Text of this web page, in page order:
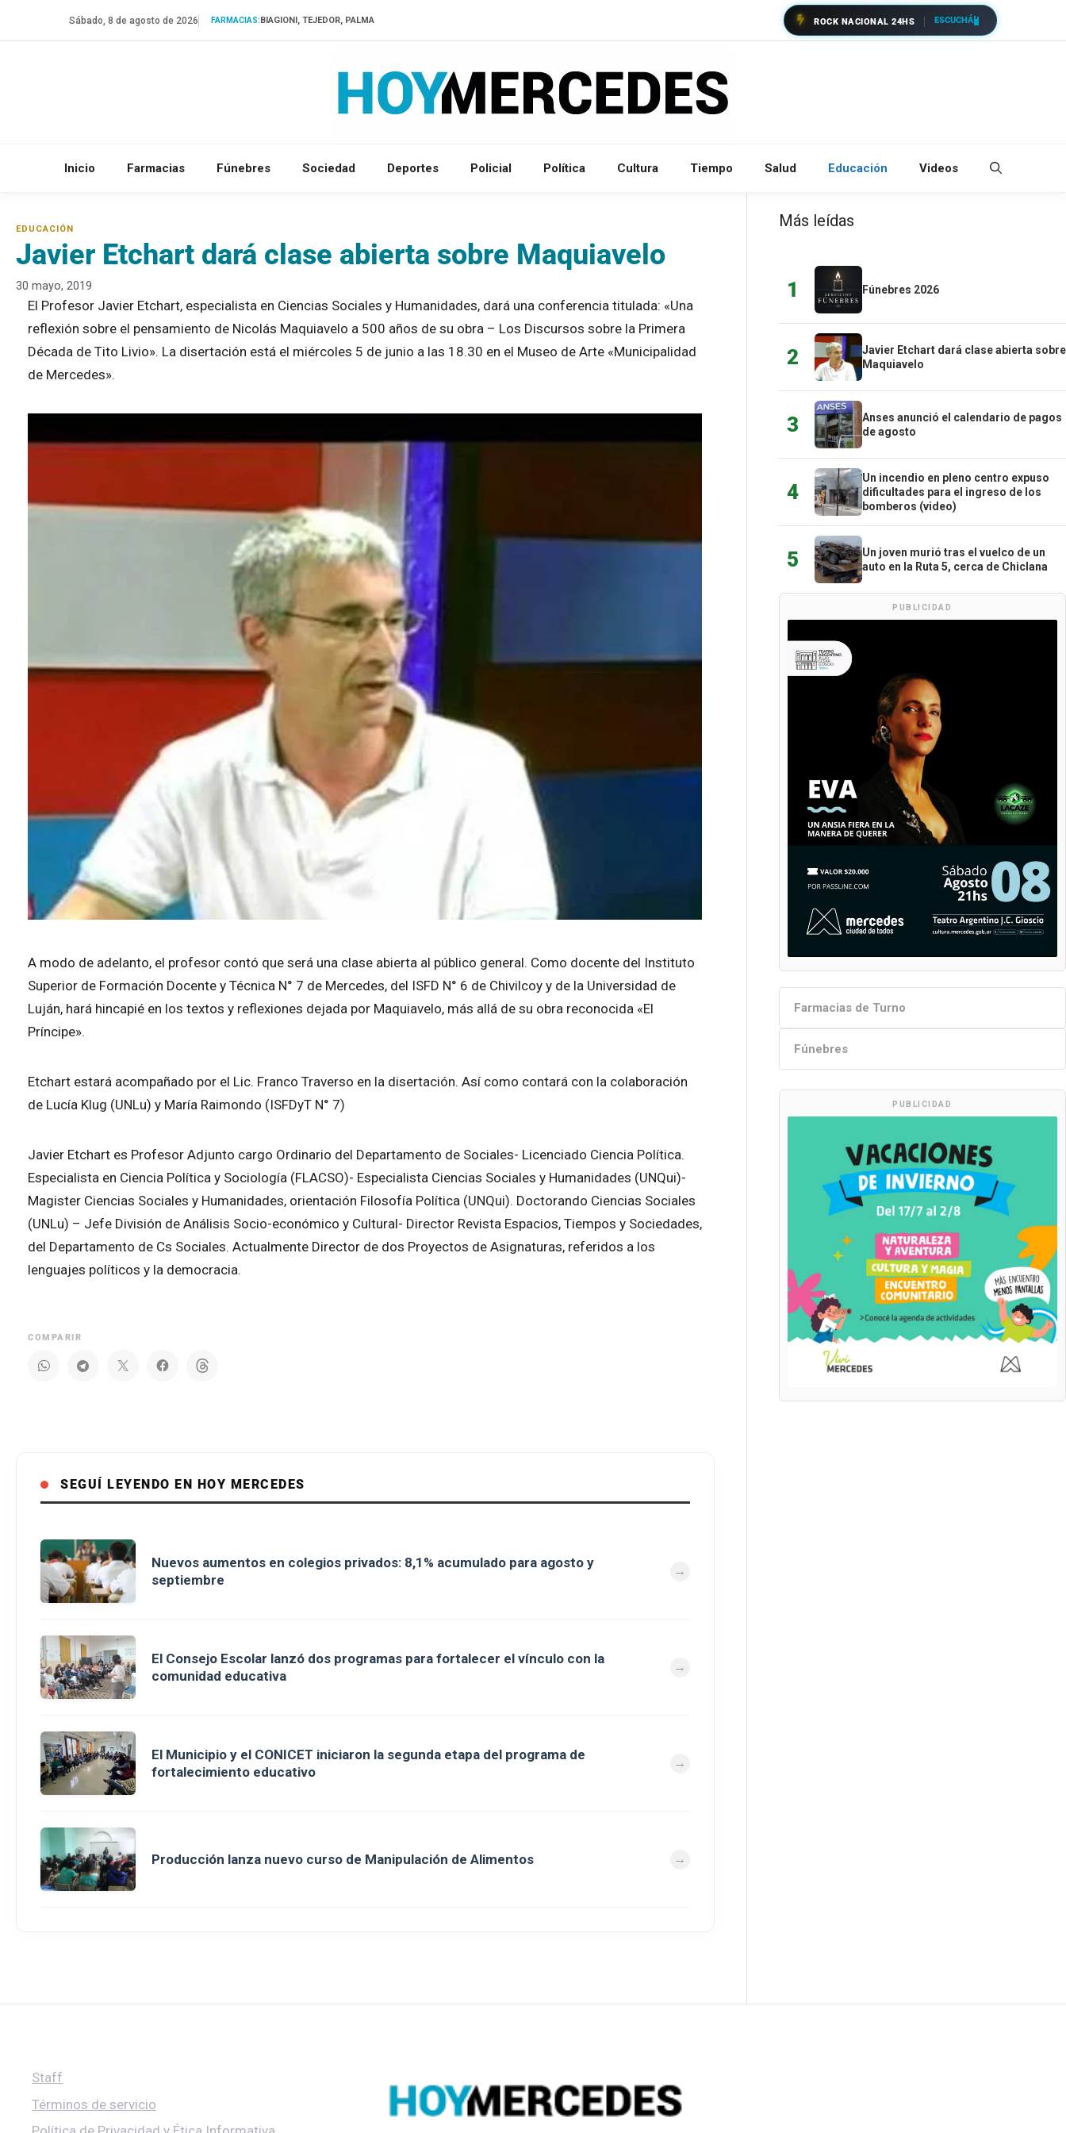
Sábado, 8 de agosto de 2026 FARMACIAS:BIAGIONI, TEJEDOR, PALMA ROCK NACIONAL 24HS ESCUCHÁ
Inicio Farmacias Fúnebres Sociedad Deportes Policial Política Cultura Tiempo Salud Educación Videos
Javier Etchart dará clase abierta sobre Maquiavelo
30 mayo, 2019
El Profesor Javier Etchart, especialista en Ciencias Sociales y Humanidades, dará una conferencia titulada: «Una
reflexión sobre el pensamiento de Nicolás Maquiavelo a 500 años de su obra – Los Discursos sobre la Primera
Década de Tito Livio». La disertación está el miércoles 5 de junio a las 18.30 en el Museo de Arte «Municipalidad
de Mercedes».
A modo de adelanto, el profesor contó que será una clase abierta al público general. Como docente del Instituto
Superior de Formación Docente y Técnica N° 7 de Mercedes, del ISFD N° 6 de Chivilcoy y de la Universidad de
Luján, hará hincapié en los textos y reflexiones dejada por Maquiavelo, más allá de su obra reconocida «El
Príncipe».
Etchart estará acompañado por el Lic. Franco Traverso en la disertación. Así como contará con la colaboración
de Lucía Klug (UNLu) y María Raimondo (ISFDyT N° 7)
Javier Etchart es Profesor Adjunto cargo Ordinario del Departamento de Sociales- Licenciado Ciencia Política.
Especialista en Ciencia Política y Sociología (FLACSO)- Especialista Ciencias Sociales y Humanidades (UNQui)-
Magister Ciencias Sociales y Humanidades, orientación Filosofía Política (UNQui). Doctorando Ciencias Sociales
(UNLu) – Jefe División de Análisis Socio-económico y Cultural- Director Revista Espacios, Tiempos y Sociedades,
del Departamento de Cs Sociales. Actualmente Director de dos Proyectos de Asignaturas, referidos a los
lenguajes políticos y la democracia.
COMPARIR
SEGUÍ LEYENDO EN HOY MERCEDES
Nuevos aumentos en colegios privados: 8,1% acumulado para agosto y
septiembre
El Consejo Escolar lanzó dos programas para fortalecer el vínculo con la
comunidad educativa
El Municipio y el CONICET iniciaron la segunda etapa del programa de
fortalecimiento educativo
Producción lanza nuevo curso de Manipulación de Alimentos
Más leídas
1 Fúnebres 2026
2
Javier Etchart dará clase abierta sobre
Maquiavelo
3
Anses anunció el calendario de pagos
de agosto
4
Un incendio en pleno centro expuso
dificultades para el ingreso de los
bomberos (video)
5
Un joven murió tras el vuelco de un
auto en la Ruta 5, cerca de Chiclana
PUBLICIDAD
Farmacias de Turno
Fúnebres
PUBLICIDAD
Staff
Términos de servicio